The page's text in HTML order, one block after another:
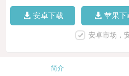
安卓下载 苹果下
安卓市场，
简介